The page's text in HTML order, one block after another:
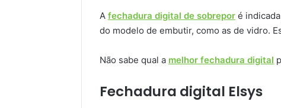
A fechadura digital de sobrepor é
do modelo de embutir, como as de vidro.
Não sabe qual a melhor fechadura digital
Fechadura digital Elsys